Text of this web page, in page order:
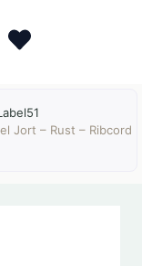
Jort – Rust – Ribcord